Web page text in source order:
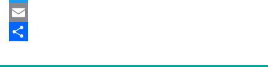
Twitter
Email